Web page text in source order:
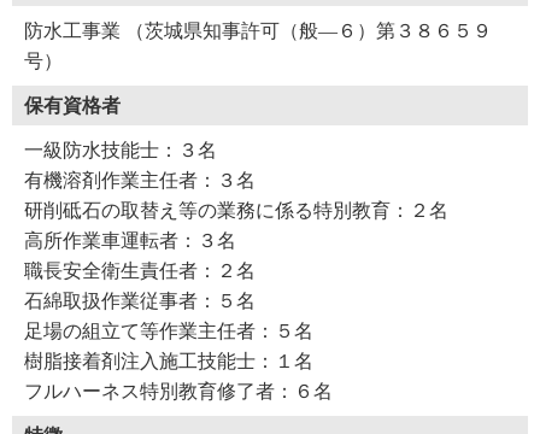
防水工事業 （茨城県知事許可（般―６）第３８６５９
号）
保有資格者
一級防水技能士：３名
有機溶剤作業主任者：３名
研削砥石の取替え等の業務に係る特別教育：２名
高所作業車運転者：３名
職長安全衛生責任者：２名
石綿取扱作業従事者：５名
足場の組立て等作業主任者：５名
樹脂接着剤注入施工技能士：１名
フルハーネス特別教育修了者：６名